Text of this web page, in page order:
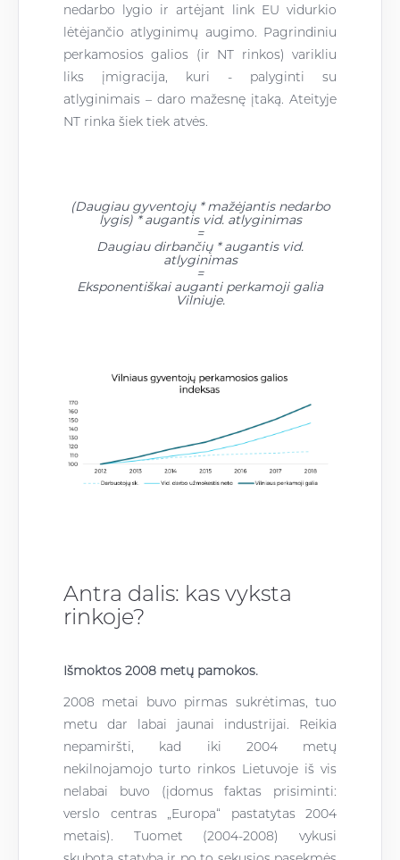
nedarbo lygio ir artėjant link EU vidurkio
lėtėjančio atlyginimų augimo. Pagrindiniu
perkamosios galios (ir NT rinkos) varikliu
liks įmigracija, kuri - palyginti su
atlyginimais – daro mažesnę įtaką. Ateityje
NT rinka šiek tiek atvės.
(Daugiau gyventojų * mažėjantis nedarbo
lygis) * augantis vid. atlyginimas
=
Daugiau dirbančių * augantis vid.
atlyginimas
=
Eksponentiškai auganti perkamoji galia
Vilniuje.
Antra dalis: kas vyksta
rinkoje?
Išmoktos 2008 metų pamokos.
2008 metai buvo pirmas sukrėtimas, tuo
metu dar labai jaunai industrijai. Reikia
nepamiršti, kad iki 2004 metų
nekilnojamojo turto rinkos Lietuvoje iš vis
nelabai buvo (įdomus faktas prisiminti:
verslo centras „Europa“ pastatytas 2004
metais). Tuomet (2004-2008) vykusi